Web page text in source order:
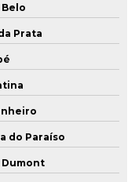
hidrocarbonetos
Belo
Prata
do Paraíso
Dumont